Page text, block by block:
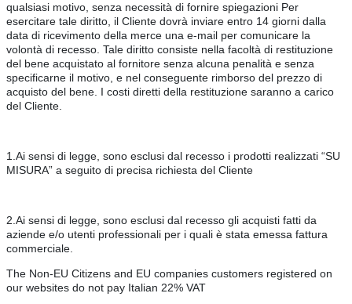
qualsiasi motivo, senza necessità di fornire spiegazioni Per
esercitare tale diritto, il Cliente dovrà inviare entro 14 giorni dalla
data di ricevimento della merce una e-mail per comunicare la
volontà di recesso. Tale diritto consiste nella facoltà di restituzione
del bene acquistato al fornitore senza alcuna penalità e senza
specificarne il motivo, e nel conseguente rimborso del prezzo di
acquisto del bene. I costi diretti della restituzione saranno a carico
del Cliente.
1.Ai sensi di legge, sono esclusi dal recesso i prodotti realizzati “SU
MISURA” a seguito di precisa richiesta del Cliente
2.Ai sensi di legge, sono esclusi dal recesso gli acquisti fatti da
aziende e/o utenti professionali per i quali è stata emessa fattura
commerciale.
The Non-EU Citizens and EU companies customers registered on
our websites do not pay Italian 22% VAT